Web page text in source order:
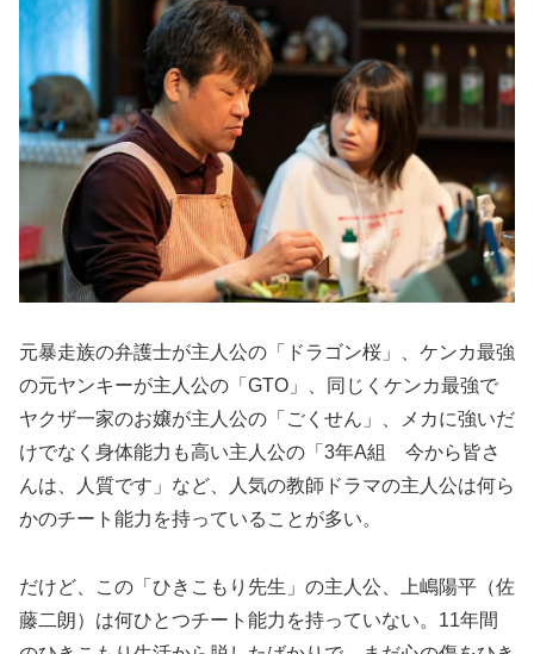
元暴走族の弁護士が主人公の「ドラゴン桜」、ケンカ最強
の元ヤンキーが主人公の「GTO」、同じくケンカ最強で
ヤクザ一家のお嬢が主人公の「ごくせん」、メカに強いだ
けでなく身体能力も高い主人公の「3年A組 今から皆さ
んは、人質です」など、人気の教師ドラマの主人公は何ら
かのチート能力を持っていることが多い。
だけど、この「ひきこもり先生」の主人公、上嶋陽平（佐
藤二朗）は何ひとつチート能力を持っていない。11年間